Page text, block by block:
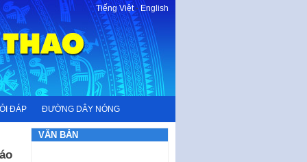
Tiếng Việt-English
ĐÁP ĐƯỜNG DÂY NÓNG
VĂN BẢN